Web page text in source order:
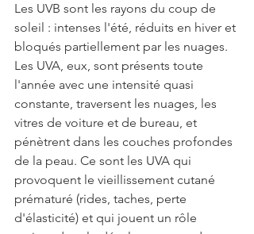
Les UVB sont les rayons du coup de
soleil : intenses l'été, réduits en hiver et
bloqués partiellement par les nuages.
Les UVA, eux, sont présents toute
l'année avec une intensité quasi
constante, traversent les nuages, les
vitres de voiture et de bureau, et
pénètrent dans les couches profondes
de la peau. Ce sont les UVA qui
provoquent le vieillissement cutané
prématuré (rides, taches, perte
d'élasticité) et qui jouent un rôle